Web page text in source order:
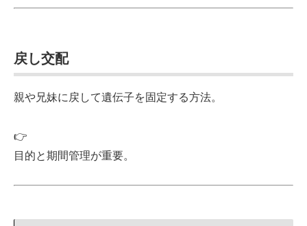
戻し交配
親や兄妹に戻して遺伝子を固定する方法。
👉
目的と期間管理が重要。